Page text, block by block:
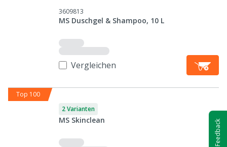
3609813
MS Duschgel & Shampoo, 10 L
Vergleichen
Top 100
2 Varianten
MS Skinclean Feedback